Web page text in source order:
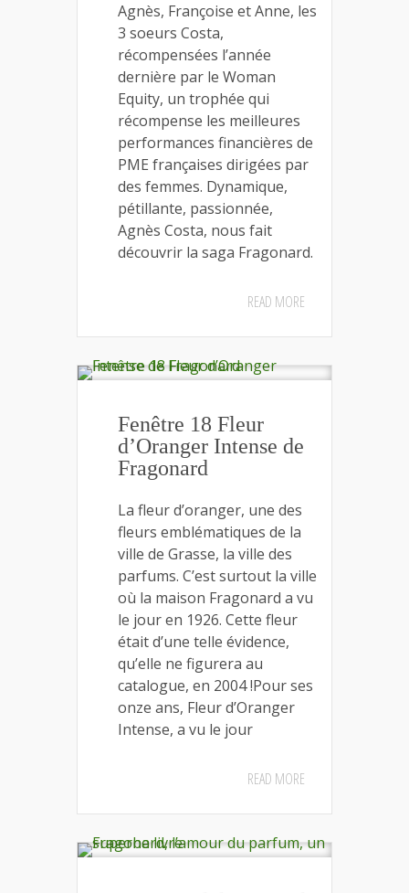
Agnès, Françoise et Anne, les
3 soeurs Costa,
récompensées l’année
dernière par le Woman
Equity, un trophée qui
récompense les meilleures
performances financières de
PME françaises dirigées par
des femmes. Dynamique,
pétillante, passionnée,
Agnès Costa, nous fait
découvrir la saga Fragonard.
READ MORE
Fenêtre 18 Fleur
d’Oranger Intense de
Fragonard
La fleur d’oranger, une des
fleurs emblématiques de la
ville de Grasse, la ville des
parfums. C’est surtout la ville
où la maison Fragonard a vu
le jour en 1926. Cette fleur
était d’une telle évidence,
qu’elle ne figurera au
catalogue, en 2004 !Pour ses
onze ans, Fleur d’Oranger
Intense, a vu le jour
READ MORE